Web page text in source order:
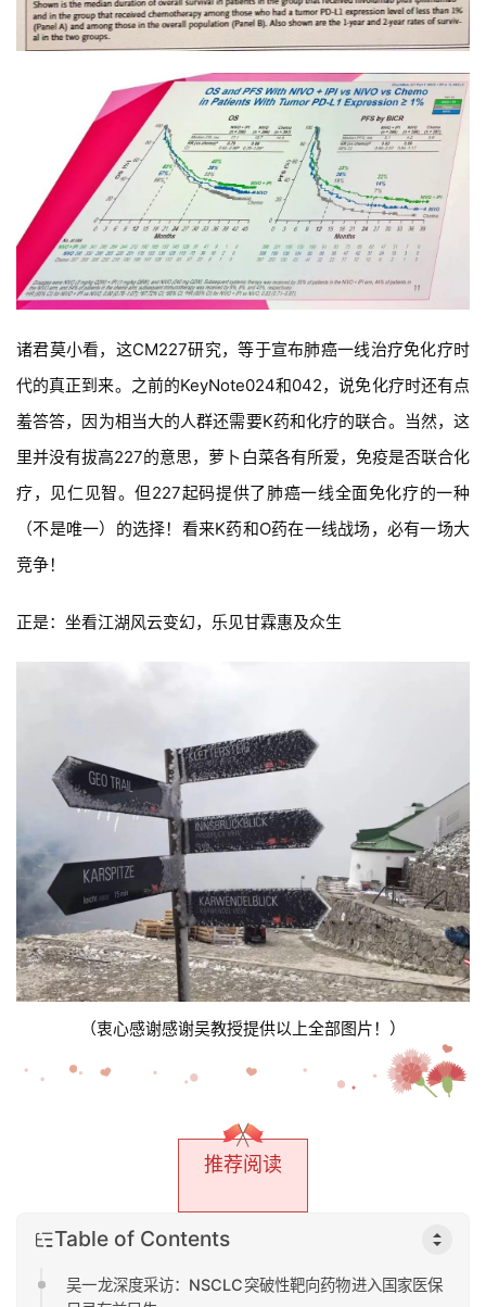
诸君莫小看，这CM227研究，等于宣布肺癌一线治疗免化疗时
代的真正到来。之前的KeyNote024和042，说免化疗时还有点
羞答答，因为相当大的人群还需要K药和化疗的联合。当然，这
里并没有拔高227的意思，萝卜白菜各有所爱，免疫是否联合化
疗，见仁见智。但227起码提供了肺癌一线全面免化疗的一种
（不是唯一）的选择！看来K药和O药在一线战场，必有一场大
竞争！
正是：坐看江湖风云变幻，乐见甘霖惠及众生
（衷心感谢感谢吴教授提供以上全部图片！ ）
推荐阅读
Table of Contents
吴一龙深度采访：NSCLC突破性靶向药物进入国家医保